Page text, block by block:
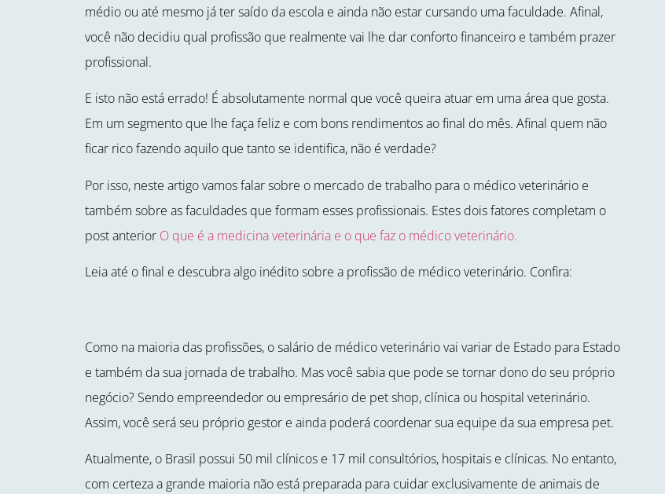
médio ou até mesmo já ter saído da escola e ainda não estar cursando uma faculdade. Afinal,
você não decidiu qual profissão que realmente vai lhe dar conforto financeiro e também prazer
profissional.
E isto não está errado! É absolutamente normal que você queira atuar em uma área que gosta.
Em um segmento que lhe faça feliz e com bons rendimentos ao final do mês. Afinal quem não
ficar rico fazendo aquilo que tanto se identifica, não é verdade?
Por isso, neste artigo vamos falar sobre o mercado de trabalho para o médico veterinário e
também sobre as faculdades que formam esses profissionais. Estes dois fatores completam o
post anterior O que é a medicina veterinária e o que faz o médico veterinário.
Leia até o final e descubra algo inédito sobre a profissão de médico veterinário. Confira:
Como na maioria das profissões, o salário de médico veterinário vai variar de Estado para Estado
e também da sua jornada de trabalho. Mas você sabia que pode se tornar dono do seu próprio
negócio? Sendo empreendedor ou empresário de pet shop, clínica ou hospital veterinário.
Assim, você será seu próprio gestor e ainda poderá coordenar sua equipe da sua empresa pet.
Atualmente, o Brasil possui 50 mil clínicos e 17 mil consultórios, hospitais e clínicas. No entanto,
com certeza a grande maioria não está preparada para cuidar exclusivamente de animais de